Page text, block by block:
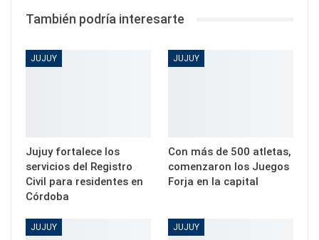
También podría interesarte
JUJUY
Jujuy fortalece los
servicios del Registro
Civil para residentes en
Córdoba
JUJUY
Con más de 500 atletas,
comenzaron los Juegos
Forja en la capital
JUJUY JUJUY